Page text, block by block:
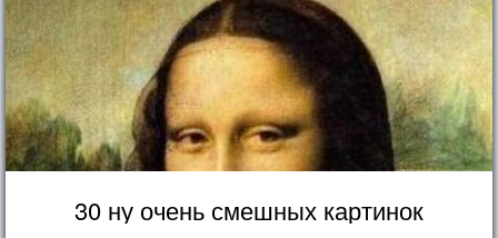
30 ну очень смешных картинок